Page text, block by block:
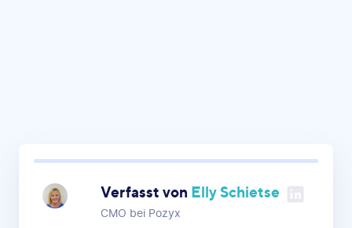
Verfasst von Elly Schietse
CMO bei Pozyx